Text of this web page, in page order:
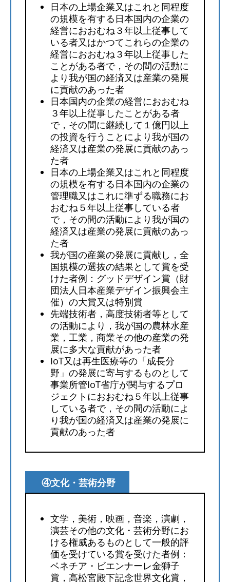
日本の上場企業又はこれと同程度
の規模を有する日本国内の企業の
経営におおむね３年以上従事して
いる者又はかつてこれらの企業の
経営におおむね３年以上従事した
ことがある者で，その間の活動に
より我が国の経済又は産業の発展
に貢献のあった者
日本国内の企業の経営におおむね
３年以上従事したことがある者
で，その間に継続して１億円以上
の投資を行うことにより我が国の
経済又は産業の発展に貢献のあっ
た者
日本の上場企業又はこれと同程度
の規模を有する日本国内の企業の
管理職又はこれに準ずる職務にお
おむね５年以上従事している者
で，その間の活動により我が国の
経済又は産業の発展に貢献のあっ
た者
我が国の産業の発展に貢献し，全
国規模の選抜の結果として賞を受
けた者例：グッドデザイン賞（財
団法人日本産業デザイン振興会主
催）の大賞又は特別賞
先端技術者，高度技術者等として
の活動により，我が国の農林水産
業，工業，商業その他の産業の発
展に多大な貢献があった者
IoT又は再生医療等の「成長分
野」の発展に寄与するものとして
事業所管IoT省庁が関与するプロ
ジェクトにおおむね５年以上従事
している者で，その間の活動によ
り我が国の経済又は産業の発展に
貢献のあった者
④文化・芸術分野
文学，美術，映画，音楽，演劇，
演芸その他の文化・芸術分野にお
ける権威あるものとして一般的評
価を受けている賞を受けた者例：
ベネチア・ビエンナーレ金獅子
賞，高松宮殿下記念世界文化賞，